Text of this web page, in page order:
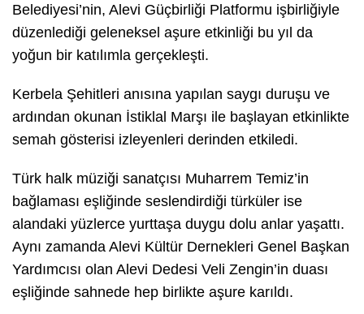
Belediyesi’nin, Alevi Güçbirliği Platformu işbirliğiyle
düzenlediği geleneksel aşure etkinliği bu yıl da
yoğun bir katılımla gerçekleşti.
Kerbela Şehitleri anısına yapılan saygı duruşu ve
ardından okunan İstiklal Marşı ile başlayan etkinlikte
semah gösterisi izleyenleri derinden etkiledi.
Türk halk müziği sanatçısı Muharrem Temiz’in
bağlaması eşliğinde seslendirdiği türküler ise
alandaki yüzlerce yurttaşa duygu dolu anlar yaşattı.
Aynı zamanda Alevi Kültür Dernekleri Genel Başkan
Yardımcısı olan Alevi Dedesi Veli Zengin’in duası
eşliğinde sahnede hep birlikte aşure karıldı.